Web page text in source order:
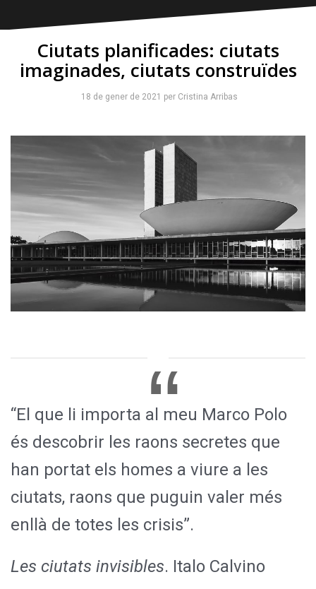
Ciutats planificades: ciutats
imaginades, ciutats construïdes
18 de gener de 2021 per Cristina Arribas
“El que li importa al meu Marco Polo
és descobrir les raons secretes que
han portat els homes a viure a les
ciutats, raons que puguin valer més
enllà de totes les crisis”.
Les ciutats invisibles. Italo Calvino